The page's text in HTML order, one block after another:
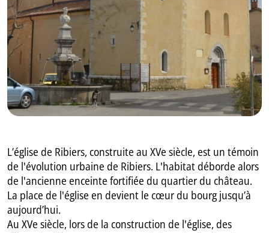
L’église de Ribiers, construite au XVe siècle, est un témoin
de l'évolution urbaine de Ribiers. L'habitat déborde alors
de l'ancienne enceinte fortifiée du quartier du château.
La place de l'église en devient le cœur du bourg jusqu’à
aujourd’hui.
Au XVe siècle, lors de la construction de l'église, des